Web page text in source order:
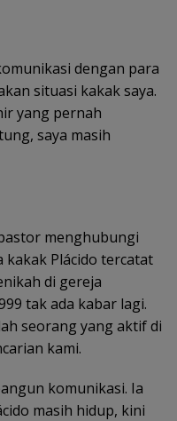
dengan para
situasi kakak saya.
yang pernah
saya masih
menghubungi
kakak Plácido tercatat
di gereja
tak ada kabar lagi.
seorang yang aktif di
kami.
komunikasi. Ia
masih hidup, kini